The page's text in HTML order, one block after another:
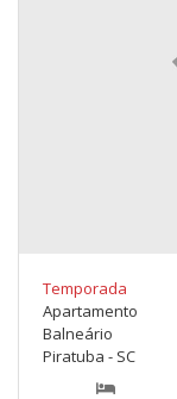
Temporada
Apartamento
Balneário
Piratuba - SC